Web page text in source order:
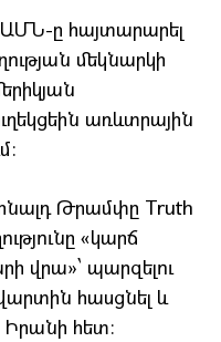
ԱՄՆ-ը հայտարարել
մեկնարկի
առևտրային
Թրամփը Truth
«կարճ
վրա»՝ պարզելու
հասցնել և
հետ։